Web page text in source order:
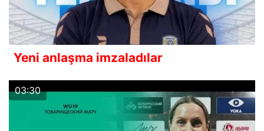
Yeni anlaşma imzaladılar
03:30